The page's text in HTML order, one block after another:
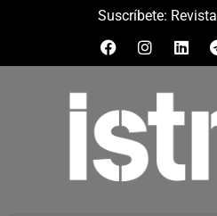
Suscríbete: Revista